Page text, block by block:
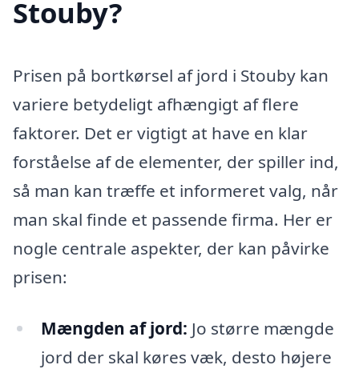
Stouby?
Prisen på bortkørsel af jord i Stouby kan
variere betydeligt afhængigt af flere
faktorer. Det er vigtigt at have en klar
forståelse af de elementer, der spiller ind,
så man kan træffe et informeret valg, når
man skal finde et passende firma. Her er
nogle centrale aspekter, der kan påvirke
prisen:
Mængden af jord: Jo større mængde
jord der skal køres væk, desto højere